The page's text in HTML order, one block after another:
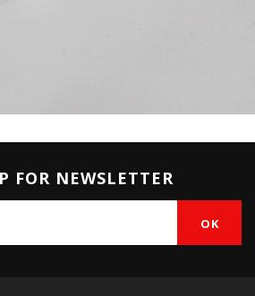
FOR NEWSLETTER